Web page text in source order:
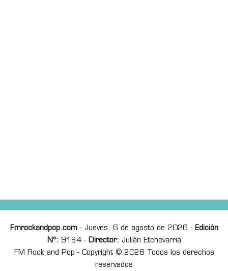
Fmrockandpop.com- Jueves, 6 de agosto de 2026 - Edición
Nº: 9184 - Director: Julián Etchevarria
FM Rock and Pop - Copyright © 2026 Todos los derechos
reservados